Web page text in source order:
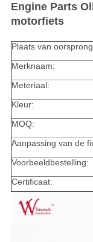
Engine Parts
motorfiets
Plaats van
Merknaam:
Meteriaal:
Kleur:
MOQ:
Aanpassing van de
Voorbeeldbestelling:
Certificaat: